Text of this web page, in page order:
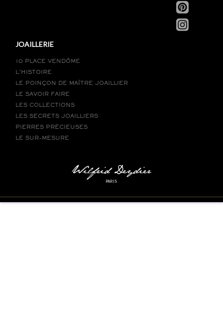
JOAILLERIE
10 PLACE VENDÔME
L’HISTOIRE
LE POINÇON DE MAÎTRE JOAILLIER
LE SAVOIR FAIRE
LES COLLECTIONS
LES SECRETS JOAILLIERS
PIERRES PRÉCIEUSES
LE SUR-MESURE
PARIS